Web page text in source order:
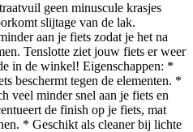
geen minuscule krasjes
slijtage van de lak.
aan je fiets zodat je het na
Tenslotte ziet jouw fiets er weer
in de winkel! Eigenschappen: *
beschermt tegen de elementen. *
veel minder snel aan je fiets en
de finish op je fiets, mat
* Geschikt als cleaner bij lichte